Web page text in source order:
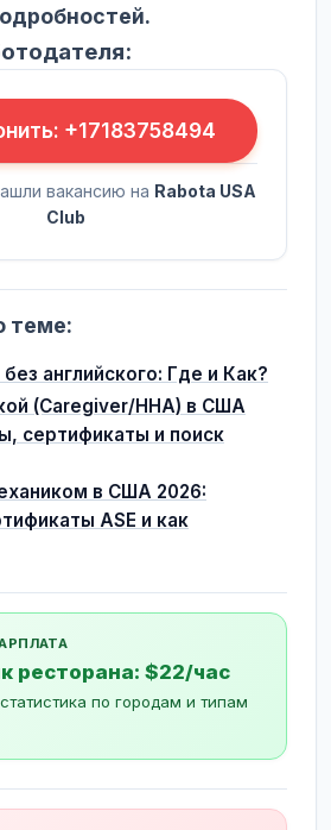
+17183758494
вакансию на Rabota USA
Club
теме:
английского: Где и Как?
(Caregiver/HHA) в США
сертификаты и поиск
в США 2026:
ASE и как
ресторана: $22/час
по городам и типам